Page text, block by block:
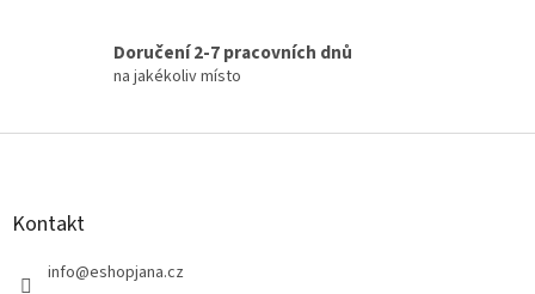
Doručení 2-7 pracovních dnů
na jakékoliv místo
Z
Kontakt
info@eshopjana.cz